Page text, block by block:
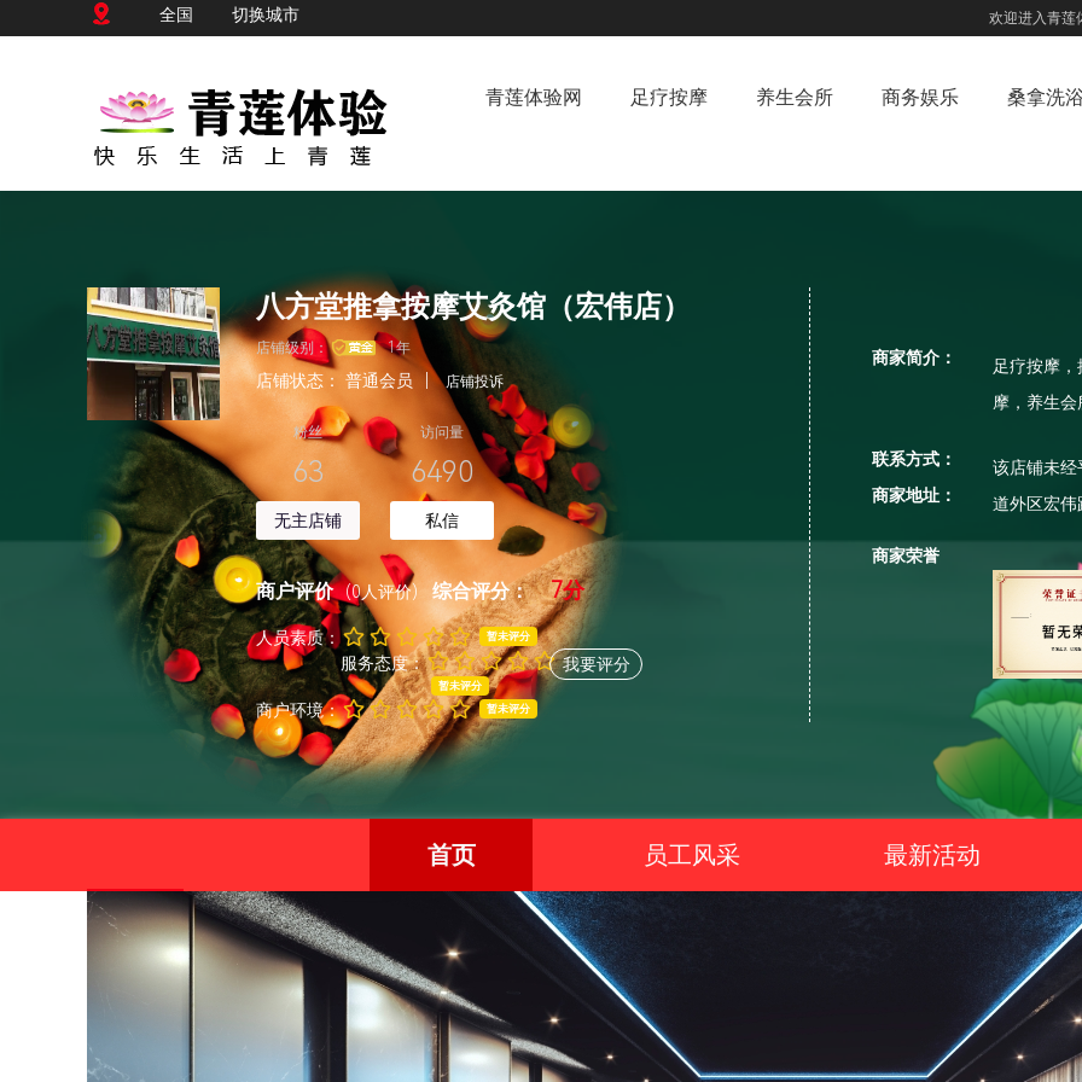
全国 切换城市 欢迎进入青莲
青莲体验网 足疗按摩 养生会所 商务娱乐 桑拿洗
八方堂推拿按摩艾灸馆（宏伟店）
店铺级别： 1年
店铺状态： 普通会员 店铺投诉
粉丝
63
无主店铺
访问量
6490
私信
商户评价 (0人评价) 综合评分： 7分
人员素质： 暂未评分
服务态度：
暂未评分
商户环境： 暂未评分
我要评分
商家简介：
足疗按摩
摩，养生
联系方式：
该店铺未经
商家地址：
道外区宏
商家荣誉
首页 员工风采 最新活动